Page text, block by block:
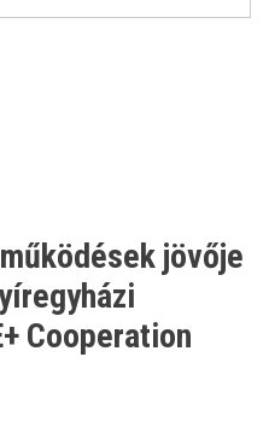
jövője
Cooperation